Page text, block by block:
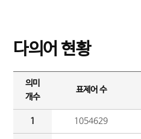
다의어 현황
의미
개수
표제어 수
1 1054629